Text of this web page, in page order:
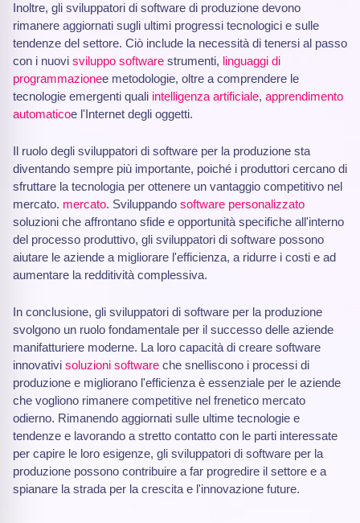
Inoltre, gli sviluppatori di software di produzione devono
rimanere aggiornati sugli ultimi progressi tecnologici e sulle
tendenze del settore. Ciò include la necessità di tenersi al passo
con i nuovi sviluppo software strumenti, linguaggi di
programmazionee metodologie, oltre a comprendere le
tecnologie emergenti quali intelligenza artificiale, apprendimento
automaticoe l'Internet degli oggetti.
Il ruolo degli sviluppatori di software per la produzione sta
diventando sempre più importante, poiché i produttori cercano di
sfruttare la tecnologia per ottenere un vantaggio competitivo nel
mercato. mercato. Sviluppando software personalizzato
soluzioni che affrontano sfide e opportunità specifiche all'interno
del processo produttivo, gli sviluppatori di software possono
aiutare le aziende a migliorare l'efficienza, a ridurre i costi e ad
aumentare la redditività complessiva.
In conclusione, gli sviluppatori di software per la produzione
svolgono un ruolo fondamentale per il successo delle aziende
manifatturiere moderne. La loro capacità di creare software
innovativi soluzioni software che snelliscono i processi di
produzione e migliorano l'efficienza è essenziale per le aziende
che vogliono rimanere competitive nel frenetico mercato
odierno. Rimanendo aggiornati sulle ultime tecnologie e
tendenze e lavorando a stretto contatto con le parti interessate
per capire le loro esigenze, gli sviluppatori di software per la
produzione possono contribuire a far progredire il settore e a
spianare la strada per la crescita e l'innovazione future.